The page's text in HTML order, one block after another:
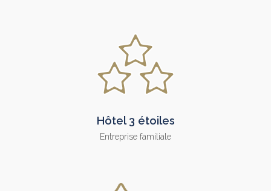
Hôtel 3 étoiles
Entreprise familiale